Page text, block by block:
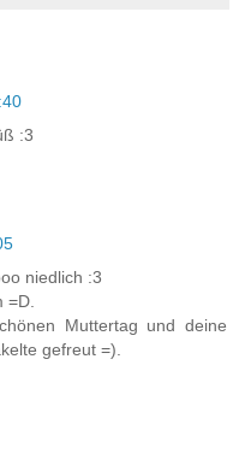
:3
niedlich :3
=D.
Muttertag und deine
gefreut =).